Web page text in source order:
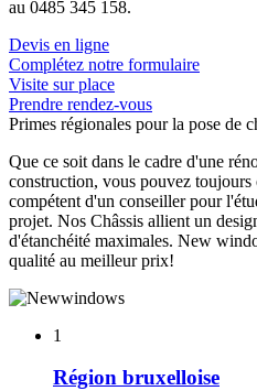
au 0485 345 158.
Devis en ligne
Complétez notre formulaire
Visite sur place
Prendre rendez-vous
Primes régionales pour la pose de
Que ce soit dans le cadre d'une
construction, vous pouvez
compétent d'un conseiller pour
projet. Nos Châssis allient un
d'étanchéité maximales. New
qualité au meilleur prix!
1
Région bruxelloise